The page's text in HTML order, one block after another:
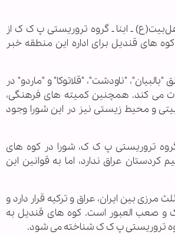
ـ ابنا ـ گروه تروریستی پ ک ک از
های قندیل برای اداره این منطقه خبر
"بالبیان"، "ناودشت"، "قلاتوکا" و "ماردو" در
می کند. همچنین کمیته های فرهنگی،
و محیط زیستی نیز در این شورا وجود
تروریستی پ ک ک، شورا در کوه های
کردستان عراق ندارد، اما به قوانین این
مرزی بین ایران، عراق و ترکیه قرار دارد و
و صعب العبور است. کوه های قندیل به
تروریستی پ ک ک شناخته می شود.